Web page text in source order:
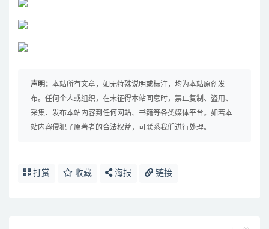
声明： 本站所有文章，如无特殊说明或标注，均为本站原创发
布。任何个人或组织，在未征得本站同意时，禁止复制、盗用、
采集、发布本站内容到任何网站、书籍等各类媒体平台。如若本
站内容侵犯了原著者的合法权益，可联系我们进行处理。
打赏 收藏 海报 链接